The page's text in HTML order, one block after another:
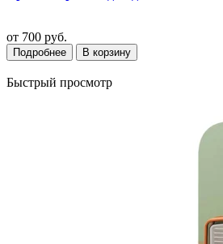
от 700 руб.
Подробнее В корзину
Быстрый просмотр